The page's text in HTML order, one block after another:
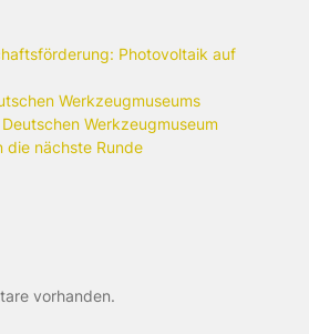
Photovoltaik auf
Werkzeugmuseums
Werkzeugmuseum
die nächste Runde
vorhanden.